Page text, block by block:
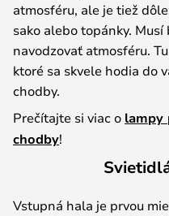
atmosféru, ale je tiež
sako alebo topánky.
navodzovať atmosféru.
ktoré sa skvele hodia do
chodby.
Prečítajte si viac o lampy
chodby!
Vstupná hala je prvou